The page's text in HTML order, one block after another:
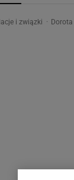
i związki